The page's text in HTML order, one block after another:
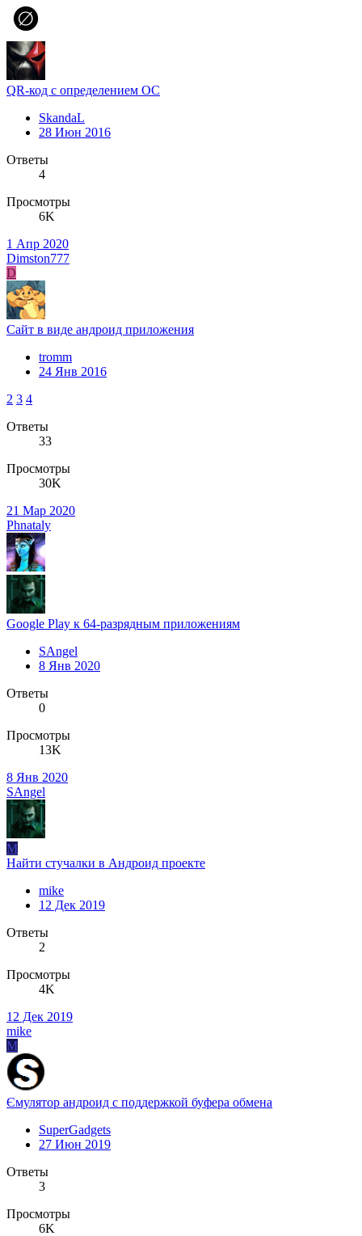
QR-код с определением ОС
SkandaL
28 Июн 2016
Ответы
4
Просмотры
6K
1 Апр 2020
Dimston777
D
Сайт в виде андроид приложения
tromm
24 Янв 2016
2 3 4
Ответы
33
Просмотры
30K
21 Мар 2020
Phnataly
Google Play к 64-разрядным приложениям
SAngel
8 Янв 2020
Ответы
0
Просмотры
13K
8 Янв 2020
SAngel
M
Найти стучалки в Андроид проекте
mike
12 Дек 2019
Ответы
2
Просмотры
4K
12 Дек 2019
mike
M
Ємулятор андроид с поддержкой буфера обмена
SuperGadgets
27 Июн 2019
Ответы
3
Просмотры
6K